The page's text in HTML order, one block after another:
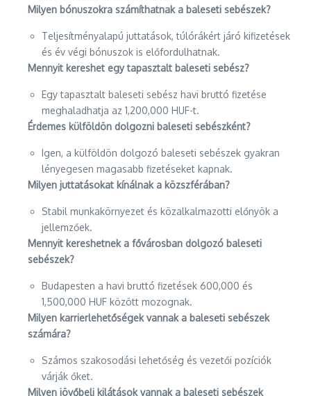
Milyen bónuszokra számíthatnak a baleseti sebészek?
Teljesítményalapú juttatások, túlórákért járó kifizetések
és év végi bónuszok is előfordulhatnak.
Mennyit kereshet egy tapasztalt baleseti sebész?
Egy tapasztalt baleseti sebész havi bruttó fizetése
meghaladhatja az 1,200,000 HUF-t.
Érdemes külföldön dolgozni baleseti sebészként?
Igen, a külföldön dolgozó baleseti sebészek gyakran
lényegesen magasabb fizetéseket kapnak.
Milyen juttatásokat kínálnak a közszférában?
Stabil munkakörnyezet és közalkalmazotti előnyök a
jellemzőek.
Mennyit kereshetnek a fővárosban dolgozó baleseti
sebészek?
Budapesten a havi bruttó fizetések 600,000 és
1,500,000 HUF között mozognak.
Milyen karrierlehetőségek vannak a baleseti sebészek
számára?
Számos szakosodási lehetőség és vezetői pozíciók
várják őket.
Milyen jövőbeli kilátások vannak a baleseti sebészek